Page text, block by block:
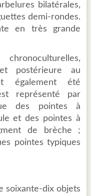
bilatérales,
demi-rondes.
en très grande
postérieure au
également été
représenté par
des pointes à
et des pointes à
de brèche ;
pointes typiques
soixante-dix objets